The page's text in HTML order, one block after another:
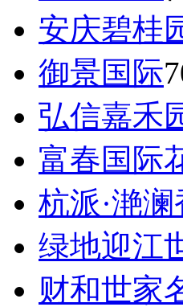
安庆碧桂
御景国际
弘信嘉禾
富春国际
杭派·滟澜
绿地迎江
财和世家